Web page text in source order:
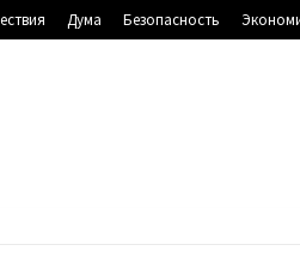
Дума Безопасность